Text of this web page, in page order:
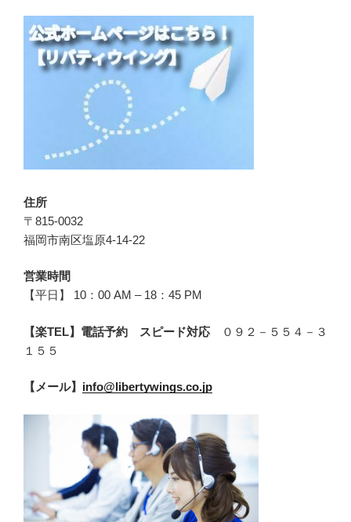
住所
〒815-0032
福岡市南区塩原4-14-22
営業時間
【平日】 10：00 AM – 18：45 PM
【楽TEL】電話予約 スピード対応
０９２－５５４－３
１５５
【メール】 info@libertywings.co.jp